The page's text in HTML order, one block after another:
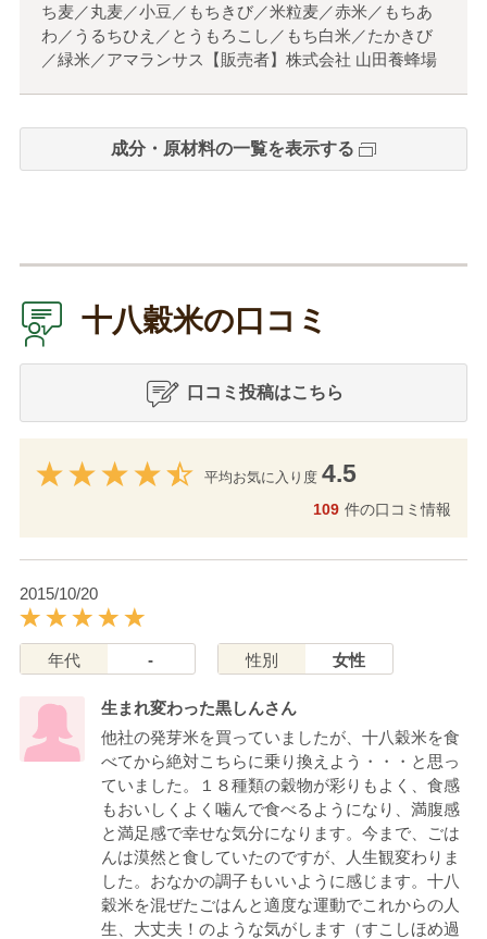
ち麦／丸麦／小豆／もちきび／米粒麦／赤米／もちあ
わ／うるちひえ／とうもろこし／もち白米／たかきび
／緑米／アマランサス【販売者】株式会社 山田養蜂場
成分・原材料の一覧を表示する
十八穀米の口コミ
口コミ投稿はこちら
平均お気に入り度 4.5
109 件の口コミ情報
2015/10/20
年代 - 性別 女性
生まれ変わった黒しんさん
他社の発芽米を買っていましたが、十八穀米を食
べてから絶対こちらに乗り換えよう・・・と思っ
ていました。１８種類の穀物が彩りもよく、食感
もおいしくよく噛んで食べるようになり、満腹感
と満足感で幸せな気分になります。今まで、ごは
んは漠然と食していたのですが、人生観変わりま
した。おなかの調子もいいように感じます。十八
穀米を混ぜたごはんと適度な運動でこれからの人
生、大丈夫！のような気がします（すこしほめ過